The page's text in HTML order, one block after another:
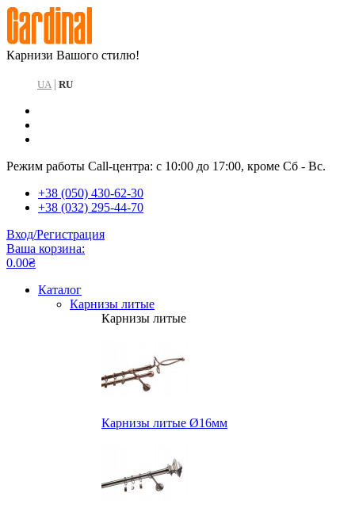
Карнизи Вашого стилю!
UA | RU
Режим работы Call-центра: с 10:00 до 17:00, кроме Сб - Вс.
+38 (050) 430-62-30
+38 (032) 295-44-70
Вход/Регистрация
Ваша корзина:
0.00₴
Каталог
Карнизы литые
Карнизы литые
Карнизы литые Ø16мм